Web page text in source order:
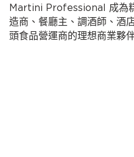
Martini Professional 成為
造商、餐廳主、調酒師、酒
頭食品營運商的理想商業夥